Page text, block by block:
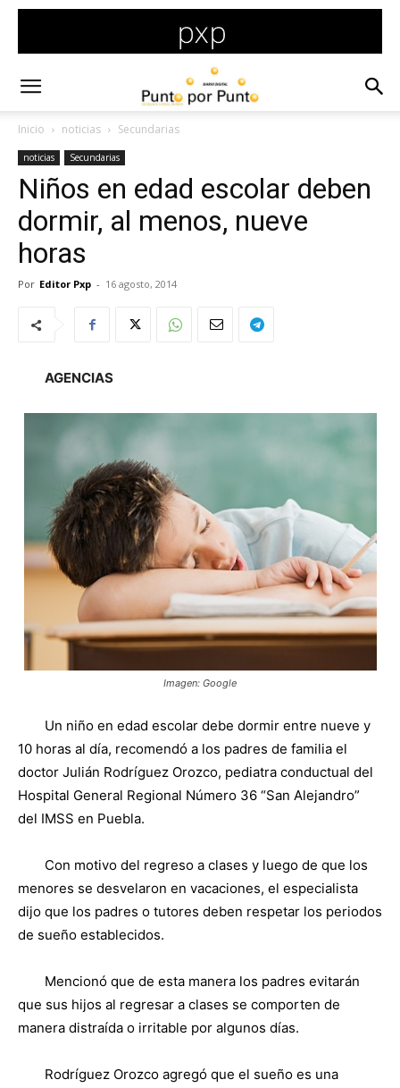
Inicio noticias Secundarias
noticias Secundarias
Niños en edad escolar deben
dormir, al menos, nueve
horas
Por Editor Pxp - 16 agosto, 2014
AGENCIAS
Imagen: Google
Un niño en edad escolar debe dormir entre nueve y
10 horas al día, recomendó a los padres de familia el
doctor Julián Rodríguez Orozco, pediatra conductual del
Hospital General Regional Número 36 “San Alejandro”
del IMSS en Puebla.
Con motivo del regreso a clases y luego de que los
menores se desvelaron en vacaciones, el especialista
dijo que los padres o tutores deben respetar los periodos
de sueño establecidos.
Mencionó que de esta manera los padres evitarán
que sus hijos al regresar a clases se comporten de
manera distraída o irritable por algunos días.
Rodríguez Orozco agregó que el sueño es una